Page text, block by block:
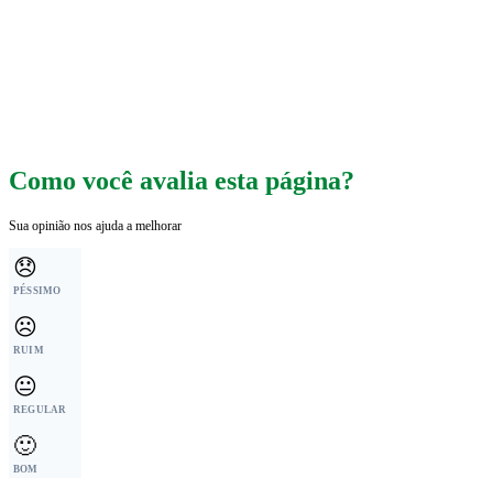
Como você avalia esta página?
Sua opinião nos ajuda a melhorar
😞
PÉSSIMO
☹️
RUIM
😐
REGULAR
🙂
BOM